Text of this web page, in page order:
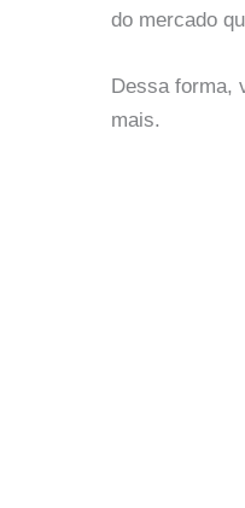
do mercado
Dessa forma,
mais.